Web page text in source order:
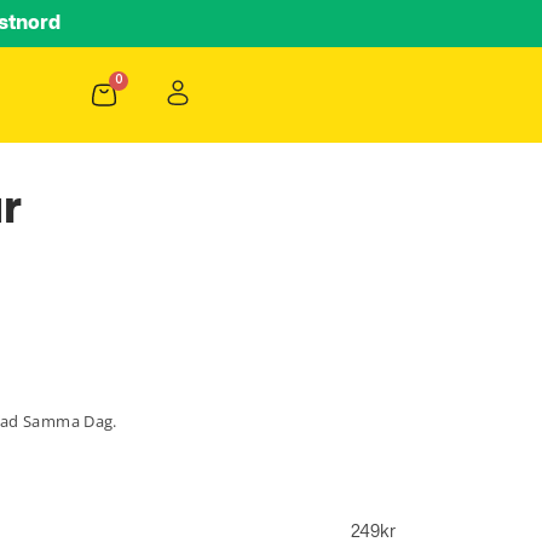
Samma Dag.
249kr